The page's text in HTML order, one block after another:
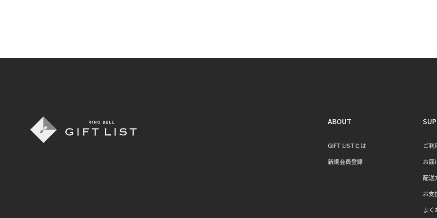
ABOUT
GIFT LISTとは
新規会員登録
ご利
お届
配送
お支
よく